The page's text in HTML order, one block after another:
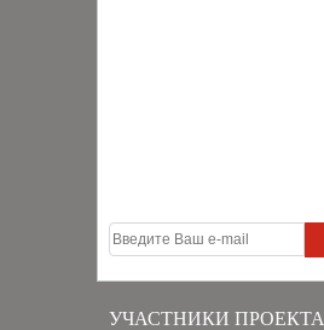
УЧАСТНИКИ ПРОЕКТА